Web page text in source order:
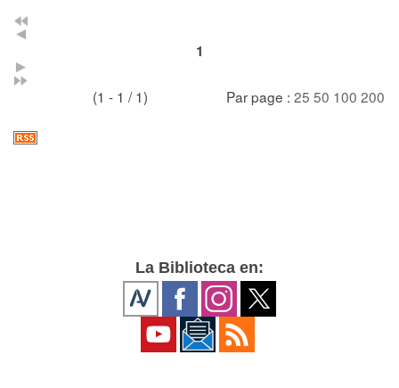
1
(1 - 1 / 1) Par page : 25 50 100 200
La Biblioteca en: